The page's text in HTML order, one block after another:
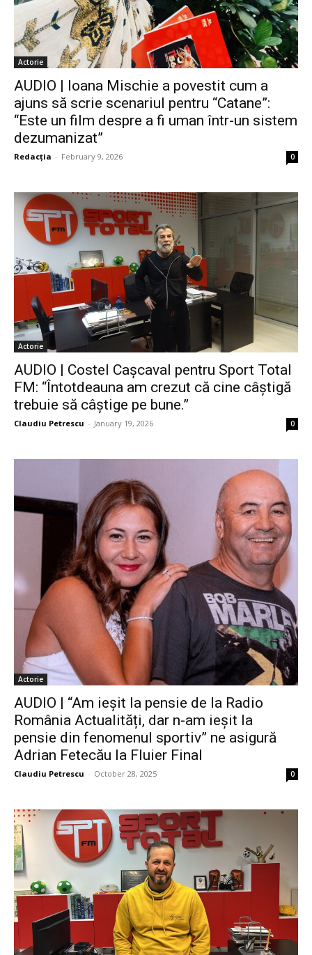
Actorie
AUDIO | Ioana Mischie a povestit cum a
ajuns să scrie scenariul pentru “Catane”:
“Este un film despre a fi uman într-un sistem
dezumanizat”
Redacția - February 9, 2026 0
Actorie
AUDIO | Costel Cașcaval pentru Sport Total
FM: “Întotdeauna am crezut că cine câștigă
trebuie să câștige pe bune.”
Claudiu Petrescu - January 19, 2026 0
Actorie
AUDIO | “Am ieșit la pensie de la Radio
România Actualități, dar n-am ieșit la
pensie din fenomenul sportiv” ne asigură
Adrian Fetecău la Fluier Final
Claudiu Petrescu - October 28, 2025 0